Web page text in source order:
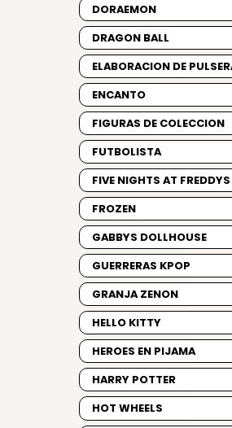
DORAEMON
DRAGON BALL
ELABORACION DE
ENCANTO
FIGURAS DE COLECCION
FUTBOLISTA
FIVE NIGHTS AT FREDDYS
FROZEN
GABBYS DOLLHOUSE
GUERRERAS KPOP
GRANJA ZENON
HELLO KITTY
HEROES EN PIJAMA
HARRY POTTER
HOT WHEELS